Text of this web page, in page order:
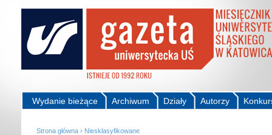
Autorzy
Działy
Archiwum
Wydanie bieżące
Strona główna › Niesklasyfikowane